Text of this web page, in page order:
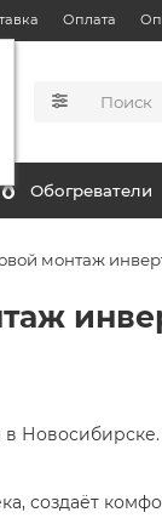
Оплата
Обогреватели
монтаж
в
создаёт